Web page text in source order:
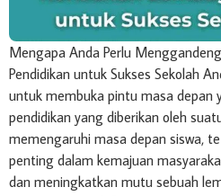
Mengapa Anda Perlu
Pendidikan untuk Sukses Sekolah
untuk membuka pintu masa depan
pendidikan yang diberikan oleh
memengaruhi masa depan siswa,
penting dalam kemajuan
dan meningkatkan mutu sebuah